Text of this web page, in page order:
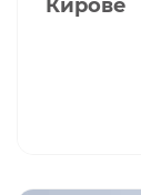
Кирове